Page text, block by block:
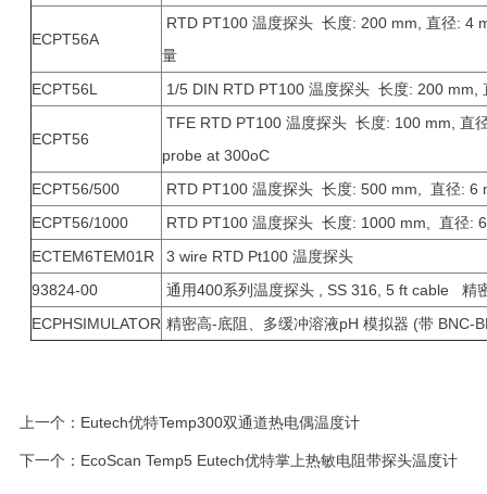
ECPT56A
RTD PT100 温度探头 长度: 200 mm, 直径: 4
量
ECPT56L
1/5 DIN RTD PT100 温度探头 长度: 200
ECPT56
TFE RTD PT100 温度探头 长度: 100 mm, 直
probe at 300oC
ECPT56/500
RTD PT100 温度探头 长度: 500 mm, 直
ECPT56/1000
RTD PT100 温度探头 长度: 1000 mm, 直
ECTEM6TEM01R
3 wire RTD Pt100 温度探头
93824-00
通用400系列温度探头 , SS 316, 5 ft cable
ECPHSIMULATOR 精密高-底阻、多缓冲溶液pH 模拟器 (带
上一个： Eutech优特Temp300双通道热电偶温度计
下一个： EcoScan Temp5 Eutech优特掌上热敏电阻带探头温度计